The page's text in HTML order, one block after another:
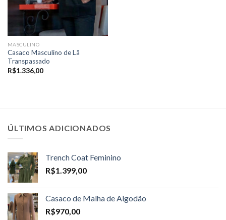
MASCULINO
Casaco Masculino de Lã
Transpassado
R$1.336,00
ÚLTIMOS ADICIONADOS
Trench Coat Feminino
R$1.399,00
Casaco de Malha de Algodão
R$970,00